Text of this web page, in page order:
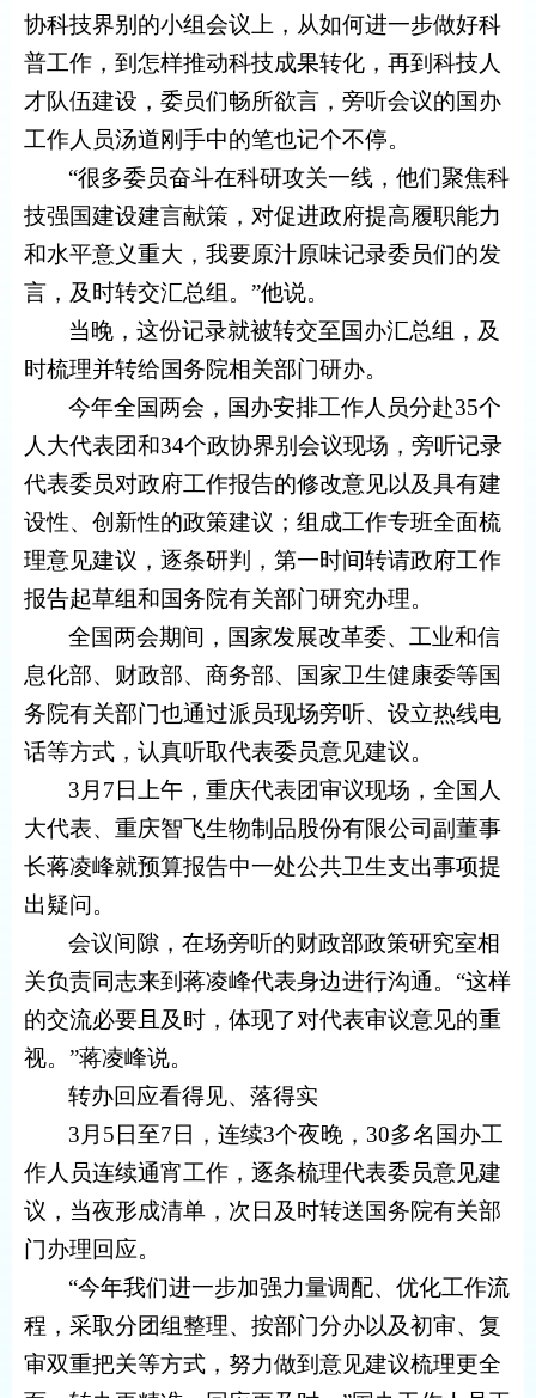
协科技界别的小组会议上，从如何进一步做好科
普工作，到怎样推动科技成果转化，再到科技人
才队伍建设，委员们畅所欲言，旁听会议的国办
工作人员汤道刚手中的笔也记个不停。
“很多委员奋斗在科研攻关一线，他们聚焦科
技强国建设建言献策，对促进政府提高履职能力
和水平意义重大，我要原汁原味记录委员们的发
言，及时转交汇总组。”他说。
当晚，这份记录就被转交至国办汇总组，及
时梳理并转给国务院相关部门研办。
今年全国两会，国办安排工作人员分赴35个
人大代表团和34个政协界别会议现场，旁听记录
代表委员对政府工作报告的修改意见以及具有建
设性、创新性的政策建议；组成工作专班全面梳
理意见建议，逐条研判，第一时间转请政府工作
报告起草组和国务院有关部门研究办理。
全国两会期间，国家发展改革委、工业和信
息化部、财政部、商务部、国家卫生健康委等国
务院有关部门也通过派员现场旁听、设立热线电
话等方式，认真听取代表委员意见建议。
3月7日上午，重庆代表团审议现场，全国人
大代表、重庆智飞生物制品股份有限公司副董事
长蒋凌峰就预算报告中一处公共卫生支出事项提
出疑问。
会议间隙，在场旁听的财政部政策研究室相
关负责同志来到蒋凌峰代表身边进行沟通。“这样
的交流必要且及时，体现了对代表审议意见的重
视。”蒋凌峰说。
转办回应看得见、落得实
3月5日至7日，连续3个夜晚，30多名国办工
作人员连续通宵工作，逐条梳理代表委员意见建
议，当夜形成清单，次日及时转送国务院有关部
门办理回应。
“今年我们进一步加强力量调配、优化工作流
程，采取分团组整理、按部门分办以及初审、复
审双重把关等方式，努力做到意见建议梳理更全